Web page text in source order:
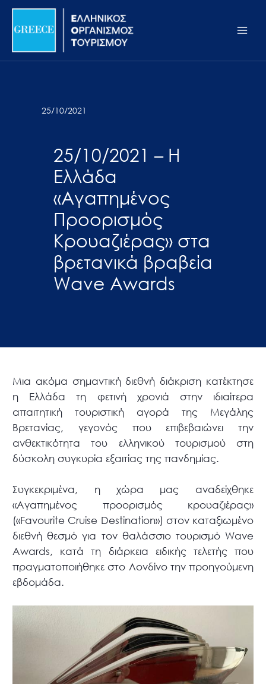
Σημείωση:
ιστότοπος
προσβασιμότητας.
Μετάβαση
περιεχόμενο
25/10/2021
25/10/2021 – Η
Ελλάδα
«Αγαπημένος
Προορισμός
Κρουαζιέρας» στα
βρετανικά βραβεία
Wave Awards
Μια ακόμα σημαντική διεθνή διάκριση κατέκτησε
η Ελλάδα τη φετινή χρονιά στην ιδιαίτερα
απαιτητική τουριστική αγορά της Μεγάλης
Βρετανίας, γεγονός που επιβεβαιώνει την
ανθεκτικότητα του ελληνικού τουρισμού στη
δύσκολη συγκυρία εξαιτίας της πανδημίας.
Συγκεκριμένα, η χώρα μας αναδείχθηκε
«Αγαπημένος προορισμός κρουαζιέρας»
(«Favourite Cruise Destination») στον καταξιωμένο
διεθνή θεσμό για τον θαλάσσιο τουρισμό Wave
Awards, κατά τη διάρκεια ειδικής τελετής που
πραγματοποιήθηκε στο Λονδίνο την προηγούμενη
εβδομάδα.